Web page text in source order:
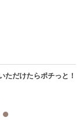
ただけたらポチっと！